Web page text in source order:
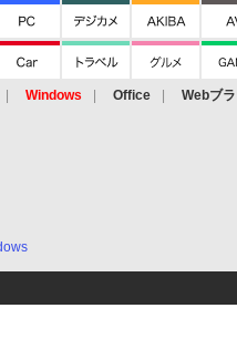
Windows Office Webブ